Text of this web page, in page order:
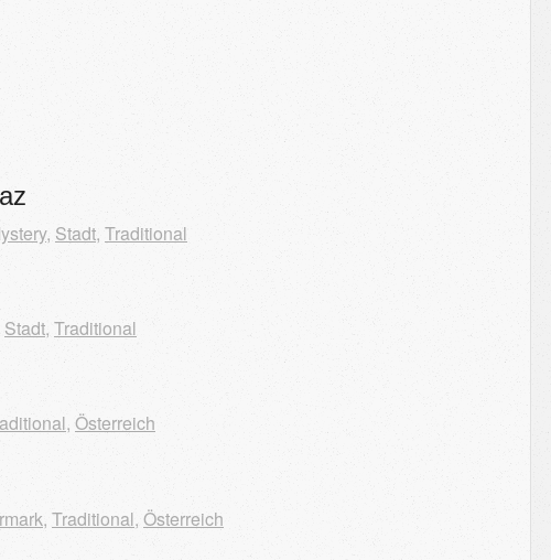
, Stadt, Traditional
Stadt, Traditional
, Österreich
, Traditional, Österreich